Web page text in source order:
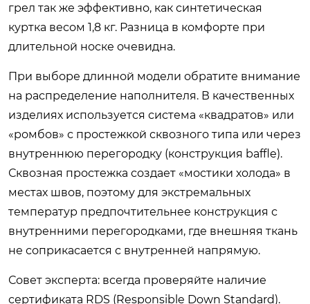
грел так же эффективно, как синтетическая
куртка весом 1,8 кг. Разница в комфорте при
длительной носке очевидна.
При выборе длинной модели обратите внимание
на распределение наполнителя. В качественных
изделиях используется система «квадратов» или
«ромбов» с простежкой сквозного типа или через
внутреннюю перегородку (конструкция baffle).
Сквозная простежка создает «мостики холода» в
местах швов, поэтому для экстремальных
температур предпочтительнее конструкция с
внутренними перегородками, где внешняя ткань
не соприкасается с внутренней напрямую.
Совет эксперта: всегда проверяйте наличие
сертификата RDS (Responsible Down Standard).